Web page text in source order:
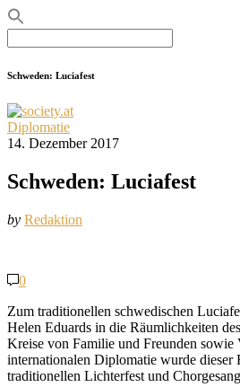
for:
Schweden: Luciafest
Diplomatie
14. Dezember 2017
Schweden: Luciafest
by Redaktion
0
Zum traditionellen schwedischen
Helen Eduards in die Räumlichkeiten
Kreise von Familie und Freunden sowie
internationalen Diplomatie wurde dieser
traditionellen Lichterfest und